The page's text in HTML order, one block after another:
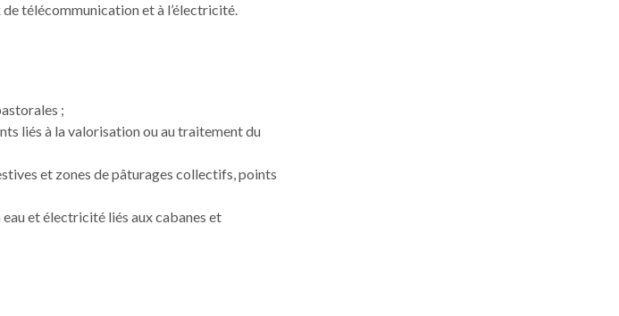
de télécommunication et à l’électricité.
;
liés à la valorisation ou au traitement du
et zones de pâturages collectifs, points
et électricité liés aux cabanes et